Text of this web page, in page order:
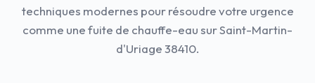
techniques modernes pour résoudre votre urgence
comme une fuite de chauffe-eau sur Saint-Martin-
d'Uriage 38410.